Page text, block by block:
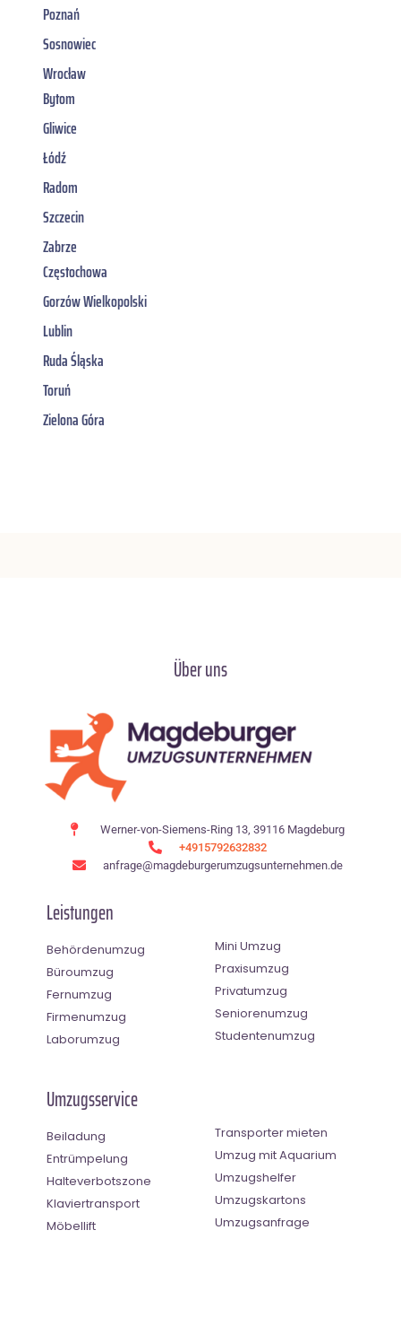
Poznań
Sosnowiec
Wrocław
Bytom
Gliwice
Łódź
Radom
Szczecin
Zabrze
Częstochowa
Gorzów Wielkopolski
Lublin
Ruda Śląska
Toruń
Zielona Góra
Über uns
Werner-von-Siemens-Ring 13, 39116 Magdeburg
+4915792632832
anfrage@magdeburgerumzugsunternehmen.de
Leistungen
Behördenumzug
Büroumzug
Fernumzug
Firmenumzug
Laborumzug
Mini Umzug
Praxisumzug
Privatumzug
Seniorenumzug
Studentenumzug
Umzugsservice
Beiladung
Entrümpelung
Halteverbotszone
Klaviertransport
Möbellift
Transporter mieten
Umzug mit Aquarium
Umzugshelfer
Umzugskartons
Umzugsanfrage